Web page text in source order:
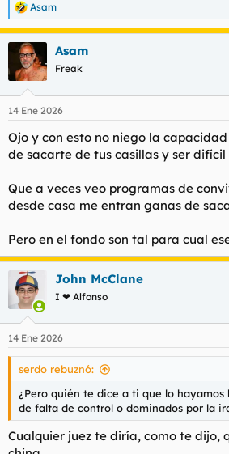
R
e
a
i
e
:
Asam
Asam
Freak
14 Ene 2026
Ojo y con esto no niego la
de sacarte de tus casillas y ser difícil
Que a veces veo programas de
desde casa me entran ganas de
Pero en el fondo son tal para cual
John McClane
I ❤ Alfonso
14 Ene 2026
serdo rebuznó:
¿Pero quién te dice a ti que lo hayamos
de falta de control o dominados por la
Cualquier juez te diría, como te dijo,